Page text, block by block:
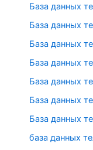
База данных
База данных
База данных
База данных
База данных
База данных
База данных
база данных